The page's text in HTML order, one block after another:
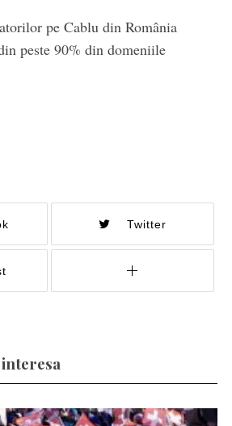
pe Cablu din România
peste 90% din domeniile
Twitter